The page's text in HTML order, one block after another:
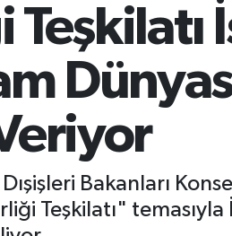
Bakanları
Teşkilatı"